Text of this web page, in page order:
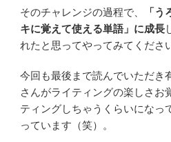
そのチャレンジの過程で、
「
キに覚えて使える単語」に成長
れたと思ってやってみてくださ
今回も最後まで読んでいただ
さんがライティングの楽しさお
ティングしちゃうくらいになっ
っています（笑）。